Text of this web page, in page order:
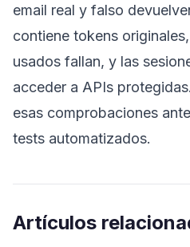
email real y falso
contiene tokens
usados fallan, y las
acceder a APIs
esas comprobaciones
tests automatizados.
Artículos